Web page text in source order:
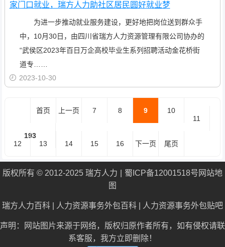
家门口就业，瑞方人力助社区居民圆好就业梦
为进一步推动就业服务建设，更好地把岗位送到群众手
中，10月30日，由四川省瑞方人力资源管理有限公司协办的
“武侯区2023年百日万企高校毕业生系列招聘活动金花桥街
道专……
2023-10-30
193
首页 上一页 7 8 9
10
11
12 13 14 15 16 下一页 尾页
版权所有 © 2012-2025 瑞方人力 蜀ICP备12001518号 网站地
图
瑞方人力百科 人力资源事务外包百科 人力资源事务外包贴吧
声明：网站图片来源于网络，版权归原作者所有，如有侵权请联
系客服，我方立即删除！